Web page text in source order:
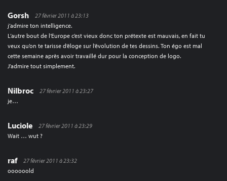
Gorsh
27 février 2011 à 23:13
j’admire ton intelligence.
L’autre bout de l’Europe c’est vieux donc ton prétexte est mauvais, en fait tu
veux qu’on te tarisse d’éloge sur l’évolution de tes dessins. Ton égo est mal
cette semaine après avoir travaillé dur pour la conception de logo.
J’admire tout simplement.
Nilbroc
27 février 2011 à 23:27
je…
Luciole
27 février 2011 à 23:29
Wait … wut ?
raf
27 février 2011 à 23:32
oooooold